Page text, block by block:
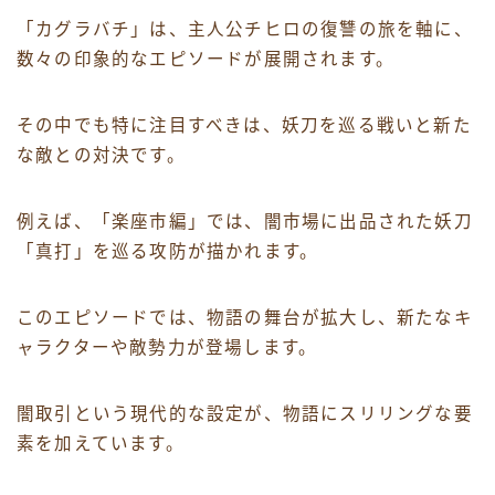
「カグラバチ」は、主人公チヒロの復讐の旅を軸に、
数々の印象的なエピソードが展開されます。
その中でも特に注目すべきは、妖刀を巡る戦いと新た
な敵との対決です。
例えば、「楽座市編」では、闇市場に出品された妖刀
「真打」を巡る攻防が描かれます。
このエピソードでは、物語の舞台が拡大し、新たなキ
ャラクターや敵勢力が登場します。
闇取引という現代的な設定が、物語にスリリングな要
素を加えています。